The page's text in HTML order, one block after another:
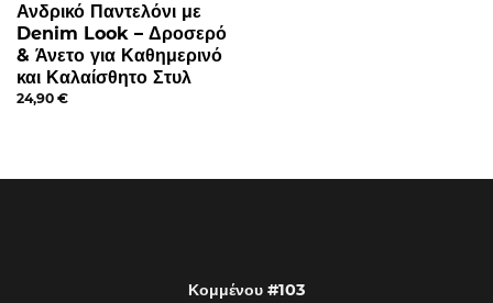
Ανδρικό Παντελόνι με
Denim Look – Δροσερό
& Άνετο για Καθημερινό
και Καλαίσθητο Στυλ
24,90 €
Κομμένου #103